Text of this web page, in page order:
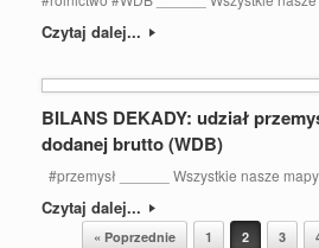
Czytaj dalej...
BILANS DEKADY: udział
dodanej brutto (WDB)
#przemysł ______ Wszystkie nasze
Czytaj dalej...
Post navigation
« Poprzednie 1 2 3